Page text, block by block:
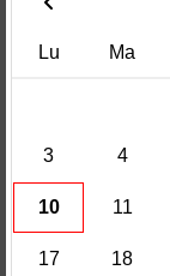
Lu Ma
3 4
10 11
17 18